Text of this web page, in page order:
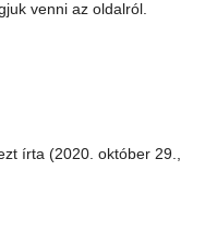
venni az oldalról.
írta (2020. október 29.,